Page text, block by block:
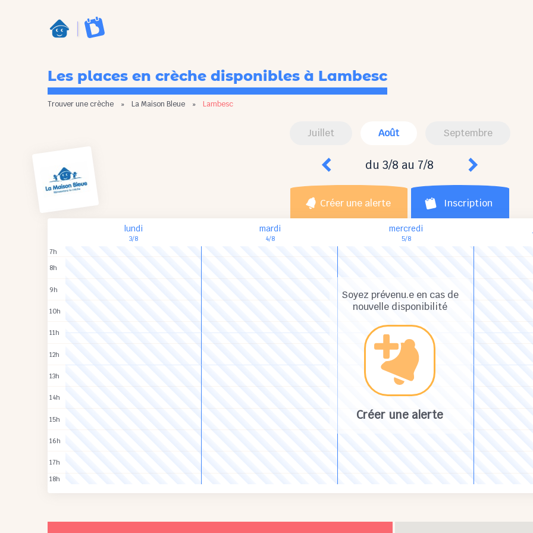
Les places en crèche disponibles à Lambesc
Trouver une crèche » La Maison Bleue » Lambesc
Juillet Août Septembre
du 3/8 au 7/8
Créer une alerte Inscription
Soyez prévenu.e en cas de
nouvelle disponibilité
Créer une alerte
lundi
3/8
mardi
4/8
mercredi
5/8
7h
8h
9h
10h
11h
12h
13h
14h
15h
16h
17h
18h